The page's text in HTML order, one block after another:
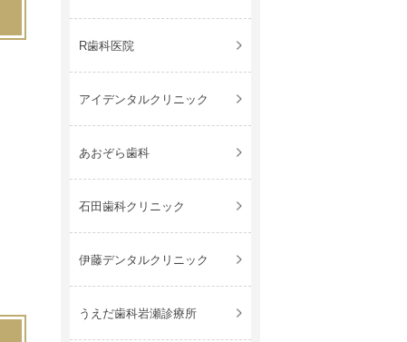
R歯科医院
アイデンタルクリニック
あおぞら歯科
石田歯科クリニック
伊藤デンタルクリニック
うえだ歯科岩瀬診療所